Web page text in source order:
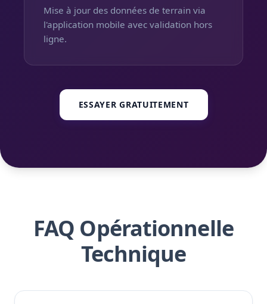
Mise à jour des données de terrain via
l'application mobile avec validation hors
ligne.
ESSAYER GRATUITEMENT
FAQ Opérationnelle
Technique